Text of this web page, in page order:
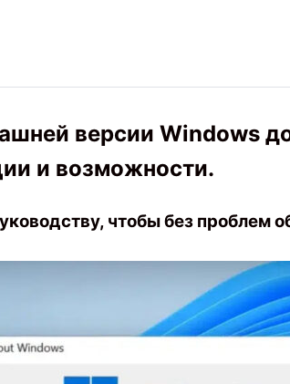
версии Windows
и возможности.
чтобы без проблем